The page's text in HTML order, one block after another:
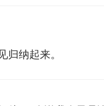
纳起来。